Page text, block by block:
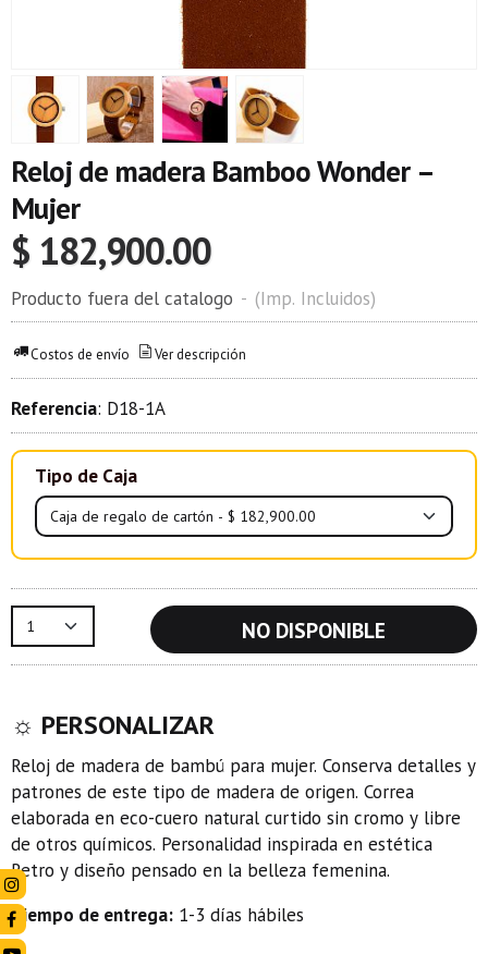
Reloj de madera Bamboo Wonder –
Mujer
$ 182,900.00
Producto fuera del catalogo - (Imp. Incluidos)
Costos de envío Ver descripción
Referencia: D18-1A
Tipo de Caja
NO DISPONIBLE
☼ PERSONALIZAR
Reloj de madera de bambú para mujer. Conserva detalles y
patrones de este tipo de madera de origen. Correa
elaborada en eco-cuero natural curtido sin cromo y libre
de otros químicos. Personalidad inspirada en estética
Retro y diseño pensado en la belleza femenina.
Tiempo de entrega: 1-3 días hábiles